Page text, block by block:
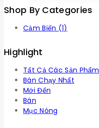
Shop By Categories
Cảm Biến (1)
Highlight
Tất Cả Các Sản Phẩm
Bán Chạy Nhất
Mới Đến
Bán
Mục Nóng